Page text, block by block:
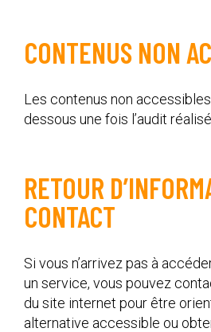
CONTENUS NON
Les contenus non
dessous une fois l’audit réalisé.
RETOUR
CONTACT
Si vous n’arrivez pas à
un service, vous pouvez
du site internet pour être
alternative accessible ou